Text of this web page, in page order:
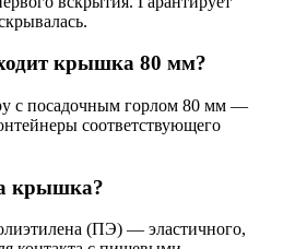
крышка 80 мм?
с посадочным горлом 80 мм —
соответствующего
крышка?
(ПЭ) — эластичного,